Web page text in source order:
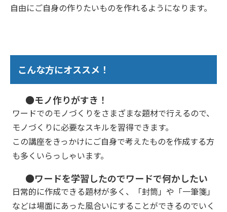
自由にご自身の作りたいものを作れるようになります。
こんな方にオススメ！
●モノ作りがすき！
ワードでのモノづくりをさまざまな題材で行えるので、
モノづくりに必要なスキルを習得できます。
この講座をきっかけにご自身で考えたものを作成する方
も多くいらっしゃいます。
●ワードを学習したのでワードで何かしたい
日常的に作成できる題材が多く、「封筒」や「一筆箋」
などは場面にあった風合いにすることができるのでいく